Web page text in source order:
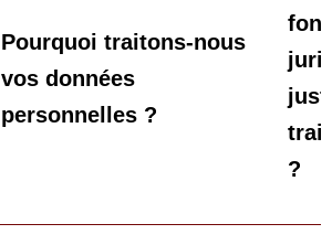
Pourquoi traitons-nous
vos données
personnelles ?
?